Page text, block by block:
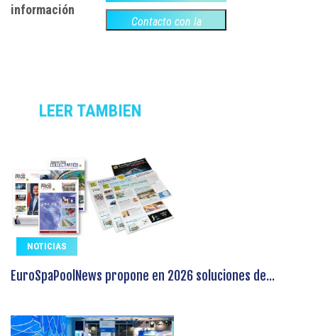
información
Contacto con la
LEER TAMBIEN
NOTICIAS
EuroSpaPoolNews propone en 2026 soluciones de...